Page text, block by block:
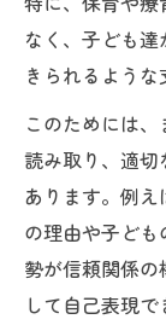
なく、子ども
きられるような
このためには
読み取り、適
あります。例
の理由や子ど
勢が信頼関係
して自己表現